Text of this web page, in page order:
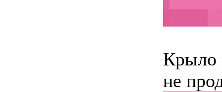
Крыло
не